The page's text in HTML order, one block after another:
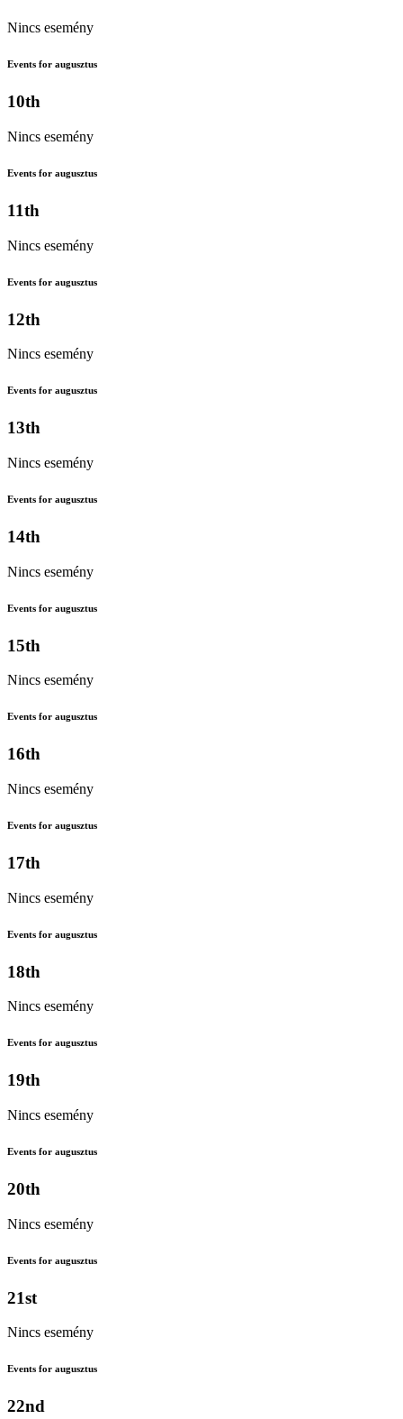
Nincs esemény
Events for augusztus
10th
Nincs esemény
Events for augusztus
11th
Nincs esemény
Events for augusztus
12th
Nincs esemény
Events for augusztus
13th
Nincs esemény
Events for augusztus
14th
Nincs esemény
Events for augusztus
15th
Nincs esemény
Events for augusztus
16th
Nincs esemény
Events for augusztus
17th
Nincs esemény
Events for augusztus
18th
Nincs esemény
Events for augusztus
19th
Nincs esemény
Events for augusztus
20th
Nincs esemény
Events for augusztus
21st
Nincs esemény
Events for augusztus
22nd